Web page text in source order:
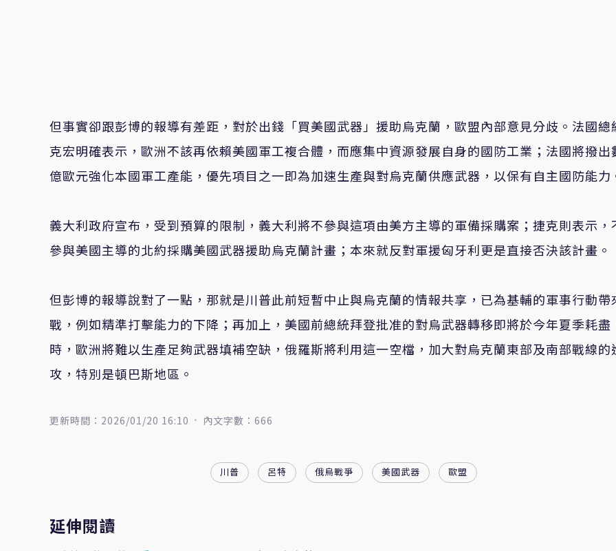
但事實卻跟彭博的報導有差距，對於出錢「買美國武器」援助烏克蘭，歐盟內部意見分歧。法國總
克宏明確表示，歐洲不該再依賴美國軍工複合體，而應集中資源發展自身的國防工業；法國將撥出
億歐元強化本國軍工產能，優先項目之一即為加速生產與對烏克蘭供應武器，以保有自主國防能力
義大利政府宣布，受到預算的限制，義大利將不參與這項由美方主導的軍備採購案；捷克則表示，
參與美國主導的北約採購美國武器援助烏克蘭計畫；本來就反對軍援匈牙利更是直接否決該計畫。
但彭博的報導說對了一點，那就是川普此前短暫中止與烏克蘭的情報共享，已為基輔的軍事行動帶
戰，例如精準打擊能力的下降；再加上，美國前總統拜登批准的對烏武器轉移即將於今年夏季耗盡
時，歐洲將難以生產足夠武器填補空缺，俄羅斯將利用這一空檔，加大對烏克蘭東部及南部戰線的
攻，特別是頓巴斯地區。
更新時間：2026/01/20 16:10 內文字數：666
川普 呂特 俄烏戰爭 美國武器 歐盟
延伸閱讀